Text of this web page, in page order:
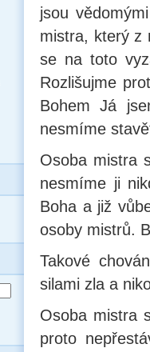
jsou
mistra, který z
se na toto
Rozlišujme
Bohem Já
nesmíme
Osoba mistra
nesmíme ji
Boha a již
osoby mistrů.
Takové
silami zla a
Osoba mistra
proto